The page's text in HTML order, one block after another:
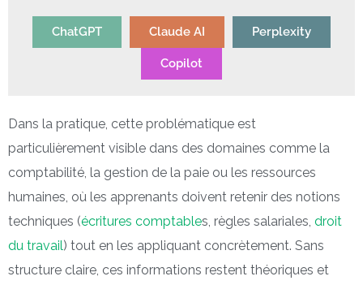
ChatGPT Claude AI Perplexity
Copilot
Dans la pratique, cette problématique est
particulièrement visible dans des domaines comme la
comptabilité, la gestion de la paie ou les ressources
humaines, où les apprenants doivent retenir des notions
techniques (écritures comptables, règles salariales, droit
du travail) tout en les appliquant concrètement. Sans
structure claire, ces informations restent théoriques et